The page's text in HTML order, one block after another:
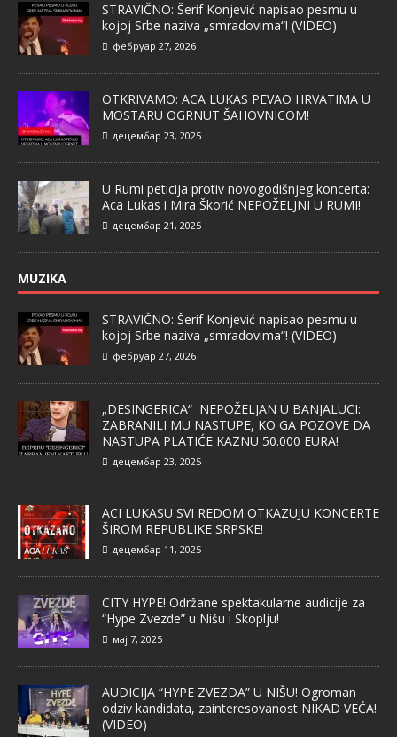
STRAVIČNO: Šerif Konjević napisao pesmu u
kojoj Srbe naziva „smradovima“! (VIDEO)
фебруар 27, 2026
OTKRIVAMO: ACA LUKAS PEVAO HRVATIMA U
MOSTARU OGRNUT ŠAHOVNICOM!
децембар 23, 2025
U Rumi peticija protiv novogodišnjeg koncerta:
Aca Lukas i Mira Škorić NEPOŽELJNI U RUMI!
децембар 21, 2025
MUZIKA
STRAVIČNO: Šerif Konjević napisao pesmu u
kojoj Srbe naziva „smradovima“! (VIDEO)
фебруар 27, 2026
„DESINGERICA“ NEPOŽELJAN U BANJALUCI:
ZABRANILI MU NASTUPE, KO GA POZOVE DA
NASTUPA PLATIĆE KAZNU 50.000 EURA!
децембар 23, 2025
ACI LUKASU SVI REDOM OTKAZUJU KONCERTE
ŠIROM REPUBLIKE SRPSKE!
децембар 11, 2025
CITY HYPE! Održane spektakularne audicije za
“Hype Zvezde” u Nišu i Skoplju!
мај 7, 2025
AUDICIJA “HYPE ZVEZDA” U NIŠU! Ogroman
odziv kandidata, zainteresovanost NIKAD VEĆA!
(VIDEO)